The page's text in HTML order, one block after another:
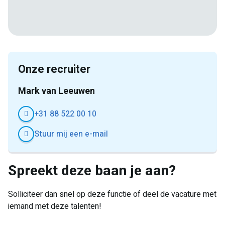
Onze recruiter
Mark van Leeuwen
+31 88 522 00 10
Stuur mij een e-mail
Spreekt deze baan je aan?
Solliciteer dan snel op deze functie of deel de vacature met
iemand met deze talenten!